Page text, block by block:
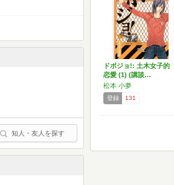
ドボジョ!: 土木女子的
恋愛 (1) (講談…
松本 小夢
登録 131
知人・友人を探す